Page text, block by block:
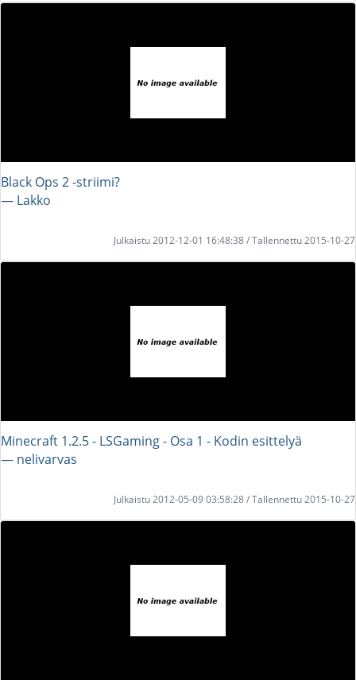
Black Ops 2 -striimi?
― Lakko
Julkaistu 2012-12-01 16:48:38 / Tallennettu 2015-10-27
Minecraft 1.2.5 - LSGaming - Osa 1 - Kodin esittelyä
― nelivarvas
Julkaistu 2012-05-09 03:58:28 / Tallennettu 2015-10-27